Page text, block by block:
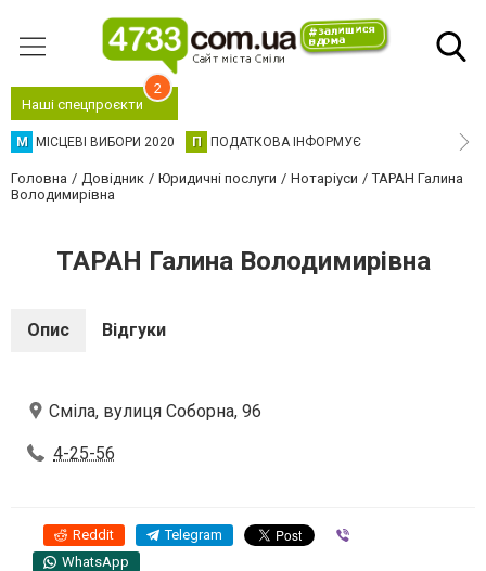
Наші спецпроєкти
2
М МІСЦЕВІ ВИБОРИ 2020 П ПОДАТКОВА ІНФОРМУЄ
Головна Довідник Юридичні послуги Нотаріуси
ТАРАН Галина
Володимирівна
ТАРАН Галина Володимирівна
Опис Відгуки
Сміла, вулиця Соборна, 96
4-25-56
Reddit Telegram
WhatsApp